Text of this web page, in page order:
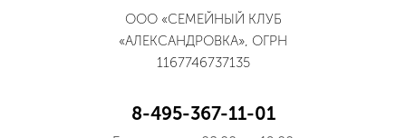
ООО «СЕМЕЙНЫЙ КЛУБ
«АЛЕКСАНДРОВКА», ОГРН
1167746737135
8-495-367-11-01